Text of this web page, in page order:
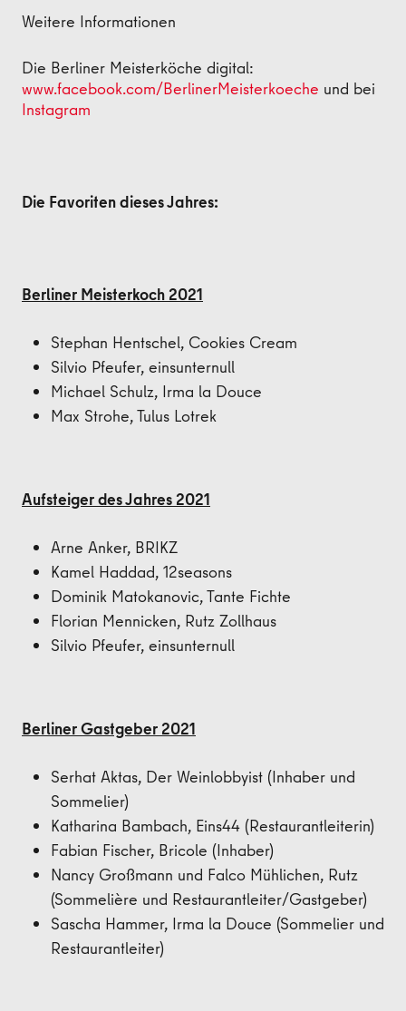
Weitere Informationen
Die Berliner Meisterköche digital:
www.facebook.com/BerlinerMeisterkoeche und bei
Instagram
Die Favoriten dieses Jahres:
Berliner Meisterkoch 2021
Stephan Hentschel, Cookies Cream
Silvio Pfeufer, einsunternull
Michael Schulz, Irma la Douce
Max Strohe, Tulus Lotrek
Aufsteiger des Jahres 2021
Arne Anker, BRIKZ
Kamel Haddad, 12seasons
Dominik Matokanovic, Tante Fichte
Florian Mennicken, Rutz Zollhaus
Silvio Pfeufer, einsunternull
Berliner Gastgeber 2021
Serhat Aktas, Der Weinlobbyist (Inhaber und
Sommelier)
Katharina Bambach, Eins44 (Restaurantleiterin)
Fabian Fischer, Bricole (Inhaber)
Nancy Großmann und Falco Mühlichen, Rutz
(Sommelière und Restaurantleiter/Gastgeber)
Sascha Hammer, Irma la Douce (Sommelier und
Restaurantleiter)